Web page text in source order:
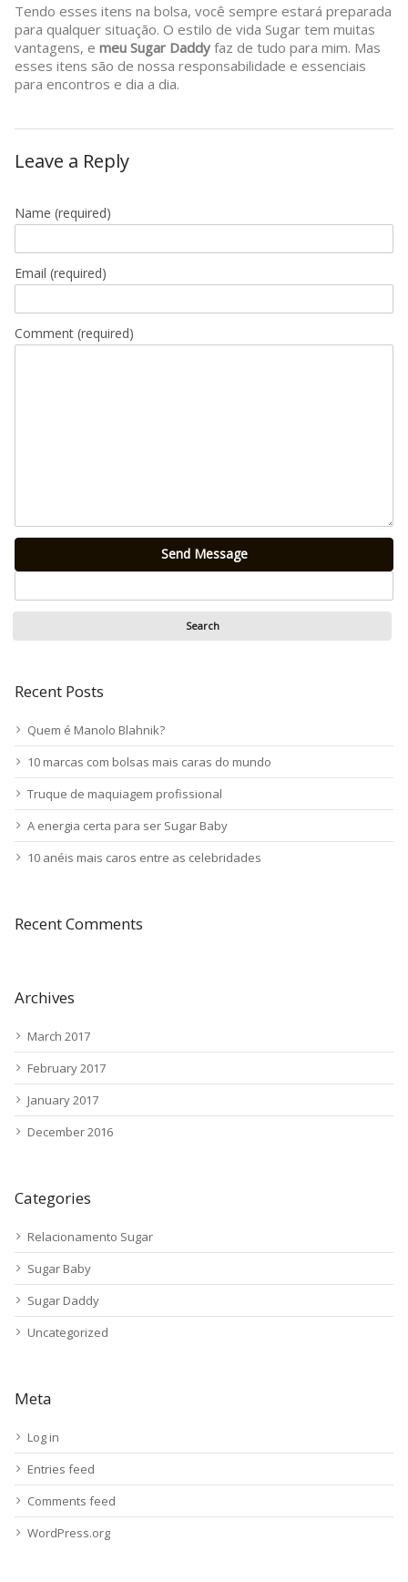
Tendo esses itens na bolsa, você sempre estará preparada
para qualquer situação. O estilo de vida Sugar tem muitas
vantagens, e meu Sugar Daddy faz de tudo para mim. Mas
esses itens são de nossa responsabilidade e essenciais
para encontros e dia a dia.
Leave a Reply
Name (required)
Email (required)
Comment (required)
Send Message
Recent Posts
Quem é Manolo Blahnik?
10 marcas com bolsas mais caras do mundo
Truque de maquiagem profissional
A energia certa para ser Sugar Baby
10 anéis mais caros entre as celebridades
Recent Comments
Archives
March 2017
February 2017
January 2017
December 2016
Categories
Relacionamento Sugar
Sugar Baby
Sugar Daddy
Uncategorized
Meta
Log in
Entries feed
Comments feed
WordPress.org